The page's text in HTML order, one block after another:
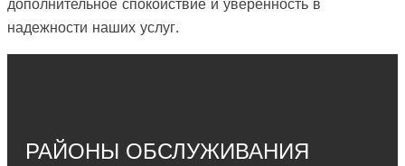
дополнительное спокойствие и уверенность в
надежности наших услуг.
РАЙОНЫ ОБСЛУЖИВАНИЯ